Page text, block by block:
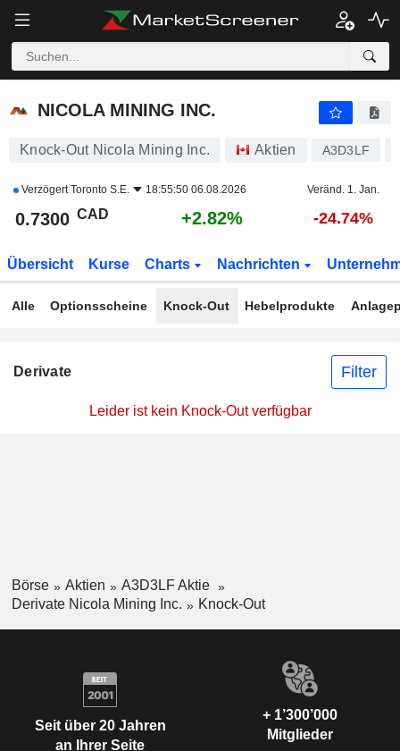
NICOLA MINING INC.
NICOLA MINING INC.
Knock-Out Nicola Mining Inc. Aktien A3D3LF
VerzögertToronto S.E. 18:55:50 06.08.2026 Veränd. 1. Jan.
0.7300 CAD +2.82% -24.74%
Übersicht Kurse Charts Nachrichten
Alle Optionsscheine Knock-Out Hebelprodukte
Derivate Filter
Leider ist kein Knock-Out verfügbar
Börse Aktien
A3D3LF Aktie
Derivate Nicola Mining Inc.
Knock-Out
Seit über 20 Jahren
an Ihrer Seite
+ 1’300’000
Mitglieder